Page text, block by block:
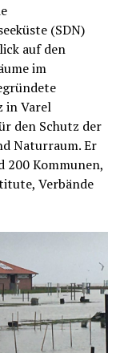
(SDN)
auf den
im
in Varel
den Schutz der
Naturraum. Er
200 Kommunen,
Verbände